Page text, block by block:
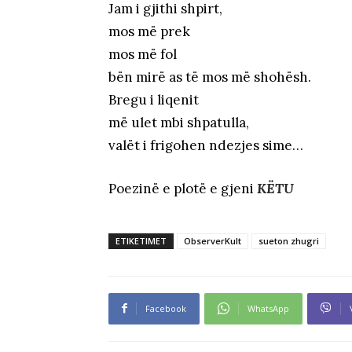
Jam i gjithi shpirt,
mos më prek
mos më fol
bën mirë as të mos më shohësh.
Bregu i liqenit
më ulet mbi shpatulla,
valët i frigohen ndezjes sime…
Poezinë e plotë e gjeni KËTU
ETIKETIMET ObserverKult sueton zhugri
Facebook WhatsApp